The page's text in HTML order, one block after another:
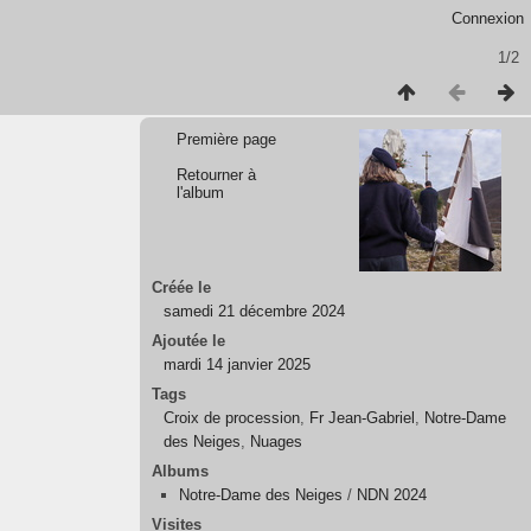
Connexion
1/2
Première page
Retourner à
l'album
Créée le
samedi 21 décembre 2024
Ajoutée le
mardi 14 janvier 2025
Tags
Croix de procession, Fr Jean-Gabriel , Notre-Dame
des Neiges, Nuages
Albums
Notre-Dame des Neiges / NDN 2024
Visites